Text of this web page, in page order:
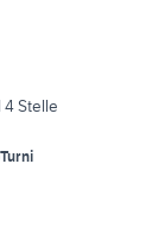
4 Stelle
Turni